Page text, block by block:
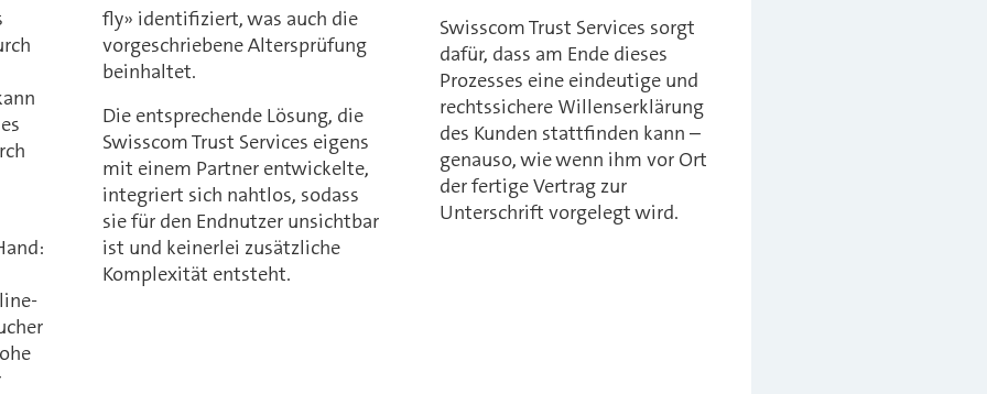
fly» identifiziert, was auch die
vorgeschriebene Altersprüfung
beinhaltet.
Die entsprechende Lösung, die
Swisscom Trust Services eigens
mit einem Partner entwickelte,
integriert sich nahtlos, sodass
sie für den Endnutzer unsichtbar
ist und keinerlei zusätzliche
Komplexität entsteht.
Swisscom Trust Services sorgt
dafür, dass am Ende dieses
Prozesses eine eindeutige und
rechtssichere Willenserklärung
des Kunden stattfinden kann –
genauso, wie wenn ihm vor Ort
der fertige Vertrag zur
Unterschrift vorgelegt wird.